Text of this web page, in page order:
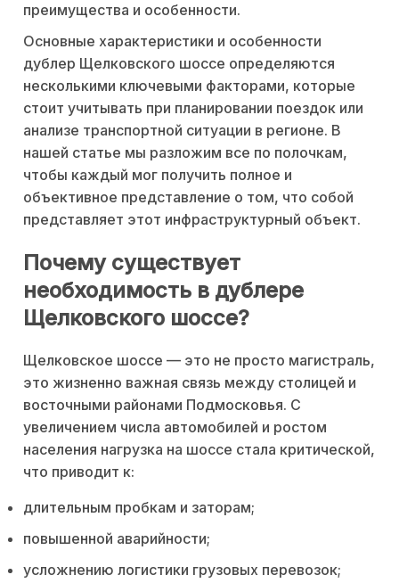
преимущества и особенности.
Основные характеристики и особенности
дублер Щелковского шоссе определяются
несколькими ключевыми факторами, которые
стоит учитывать при планировании поездок или
анализе транспортной ситуации в регионе. В
нашей статье мы разложим все по полочкам,
чтобы каждый мог получить полное и
объективное представление о том, что собой
представляет этот инфраструктурный объект.
Почему существует
необходимость в дублере
Щелковского шоссе?
Щелковское шоссе — это не просто магистраль,
это жизненно важная связь между столицей и
восточными районами Подмосковья. С
увеличением числа автомобилей и ростом
населения нагрузка на шоссе стала критической,
что приводит к:
длительным пробкам и заторам;
повышенной аварийности;
усложнению логистики грузовых перевозок;